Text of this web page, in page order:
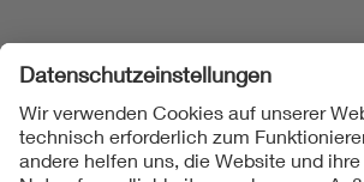
Folgen Sie uns